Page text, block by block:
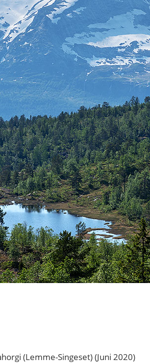
(Lemme-Singeset) (Juni 2020)